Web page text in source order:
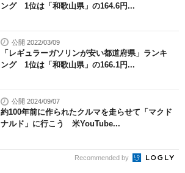
ング 1位は「和歌山県」の164.6円...
公開 2022/03/09
「レギュラーガソリンが安い都道府県」ランキ
ング 1位は「和歌山県」の166.1円...
公開 2024/09/07
約100年前に作られたクルマを走らせて「マクド
ナルド」に行こう 米YouTube...
Recommended by